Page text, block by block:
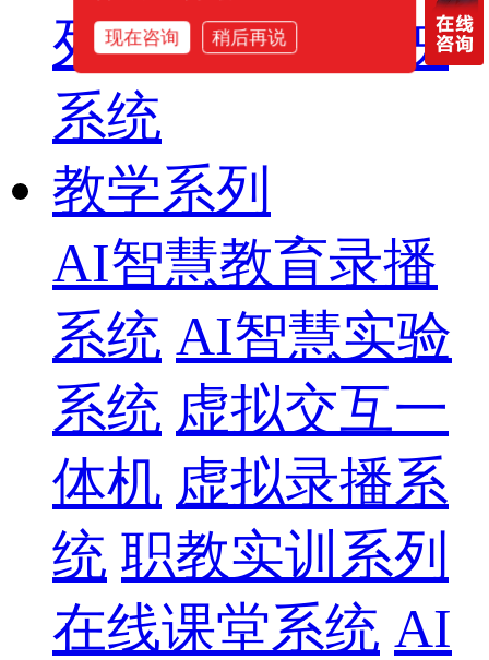
列 智慧影片放映
系统
教学系列
AI智慧教育录播
系统 AI智慧实验
系统 虚拟交互一
体机 虚拟录播系
统 职教实训系列
在线课堂系统 AI
现在咨询 稍后再说